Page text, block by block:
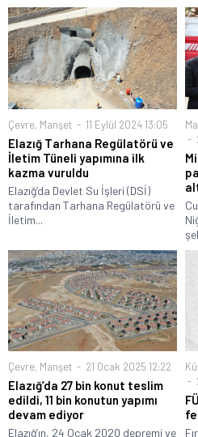
Çevre, Manşet 11 Eylül 2024 13:05
Elazığ Tarhana Regülatörü ve
İletim Tüneli yapımına ilk
kazma vuruldu
Elazığ’da Devlet Su İşleri (DSİ)
tarafından Tarhana Regülatörü ve
İletim...
Çevre, Manşet 21 Ocak 2025 12:22
Elazığ’da 27 bin konut teslim
edildi, 11 bin konutun yapımı
devam ediyor
Elazığ’ın, 24 Ocak 2020 depremi ve